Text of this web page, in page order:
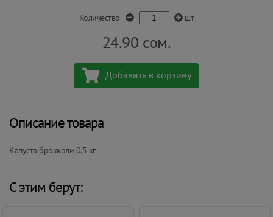
Количество шт
24.90 сом.
Добавить в корзину
Описание товара
Капуста брокколи 0.5 кг
С этим берут: